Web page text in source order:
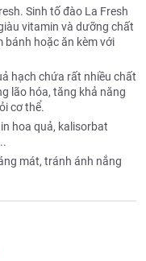
Sinh tố đào La Fresh
vitamin và dưỡng chất
bánh hoặc ăn kèm với
hạch chứa rất nhiều chất
lão hóa, tăng khả năng
cơ thể.
hoa quả, kalisorbat
mát, tránh ánh nắng